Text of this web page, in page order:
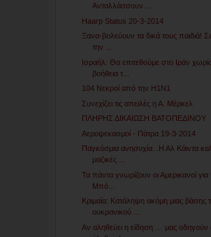
Ανταλλάσσουν ...
Haarp Status 20-3-2014
Ξανα-βολεύουν τα δικά τους παιδιά!
την ...
Ισραήλ: Θα επιτεθούμε στο Ιράν
βοήθεια τ...
104 Νεκροί από την Η1Ν1
Συνεχίζει τις απειλές η Α. Μέρκελ
ΠΛΗΡΗΣ ΔΙΚΑΙΩΣΗ ΒΑΤΟΠΕΔΙΝΟΥ
Αεροψεκασμοί - Πάτρα 19-3-2014
Παγκόσμια ανησυχία...Η Αλ Κάιντα
μαζικές ...
Τα πάντα γνωρίζουν οι Αμερικανοί
Μπό...
Κριμαία: Κατάληψη ακόμη μιας βάσης
ουκρανικού ...
Αν αληθεύει η είδηση … μας οδηγούν